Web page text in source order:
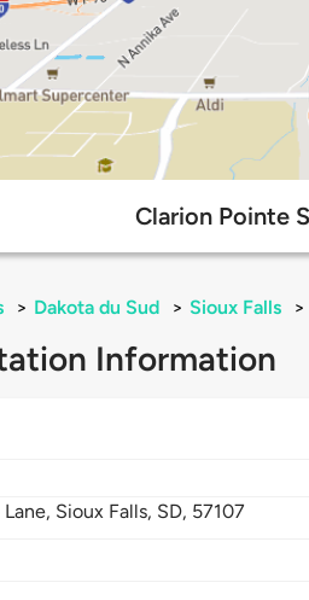
Clarion Pointe
> Dakota du Sud > Sioux Falls >
Information
Sioux Falls, SD, 57107